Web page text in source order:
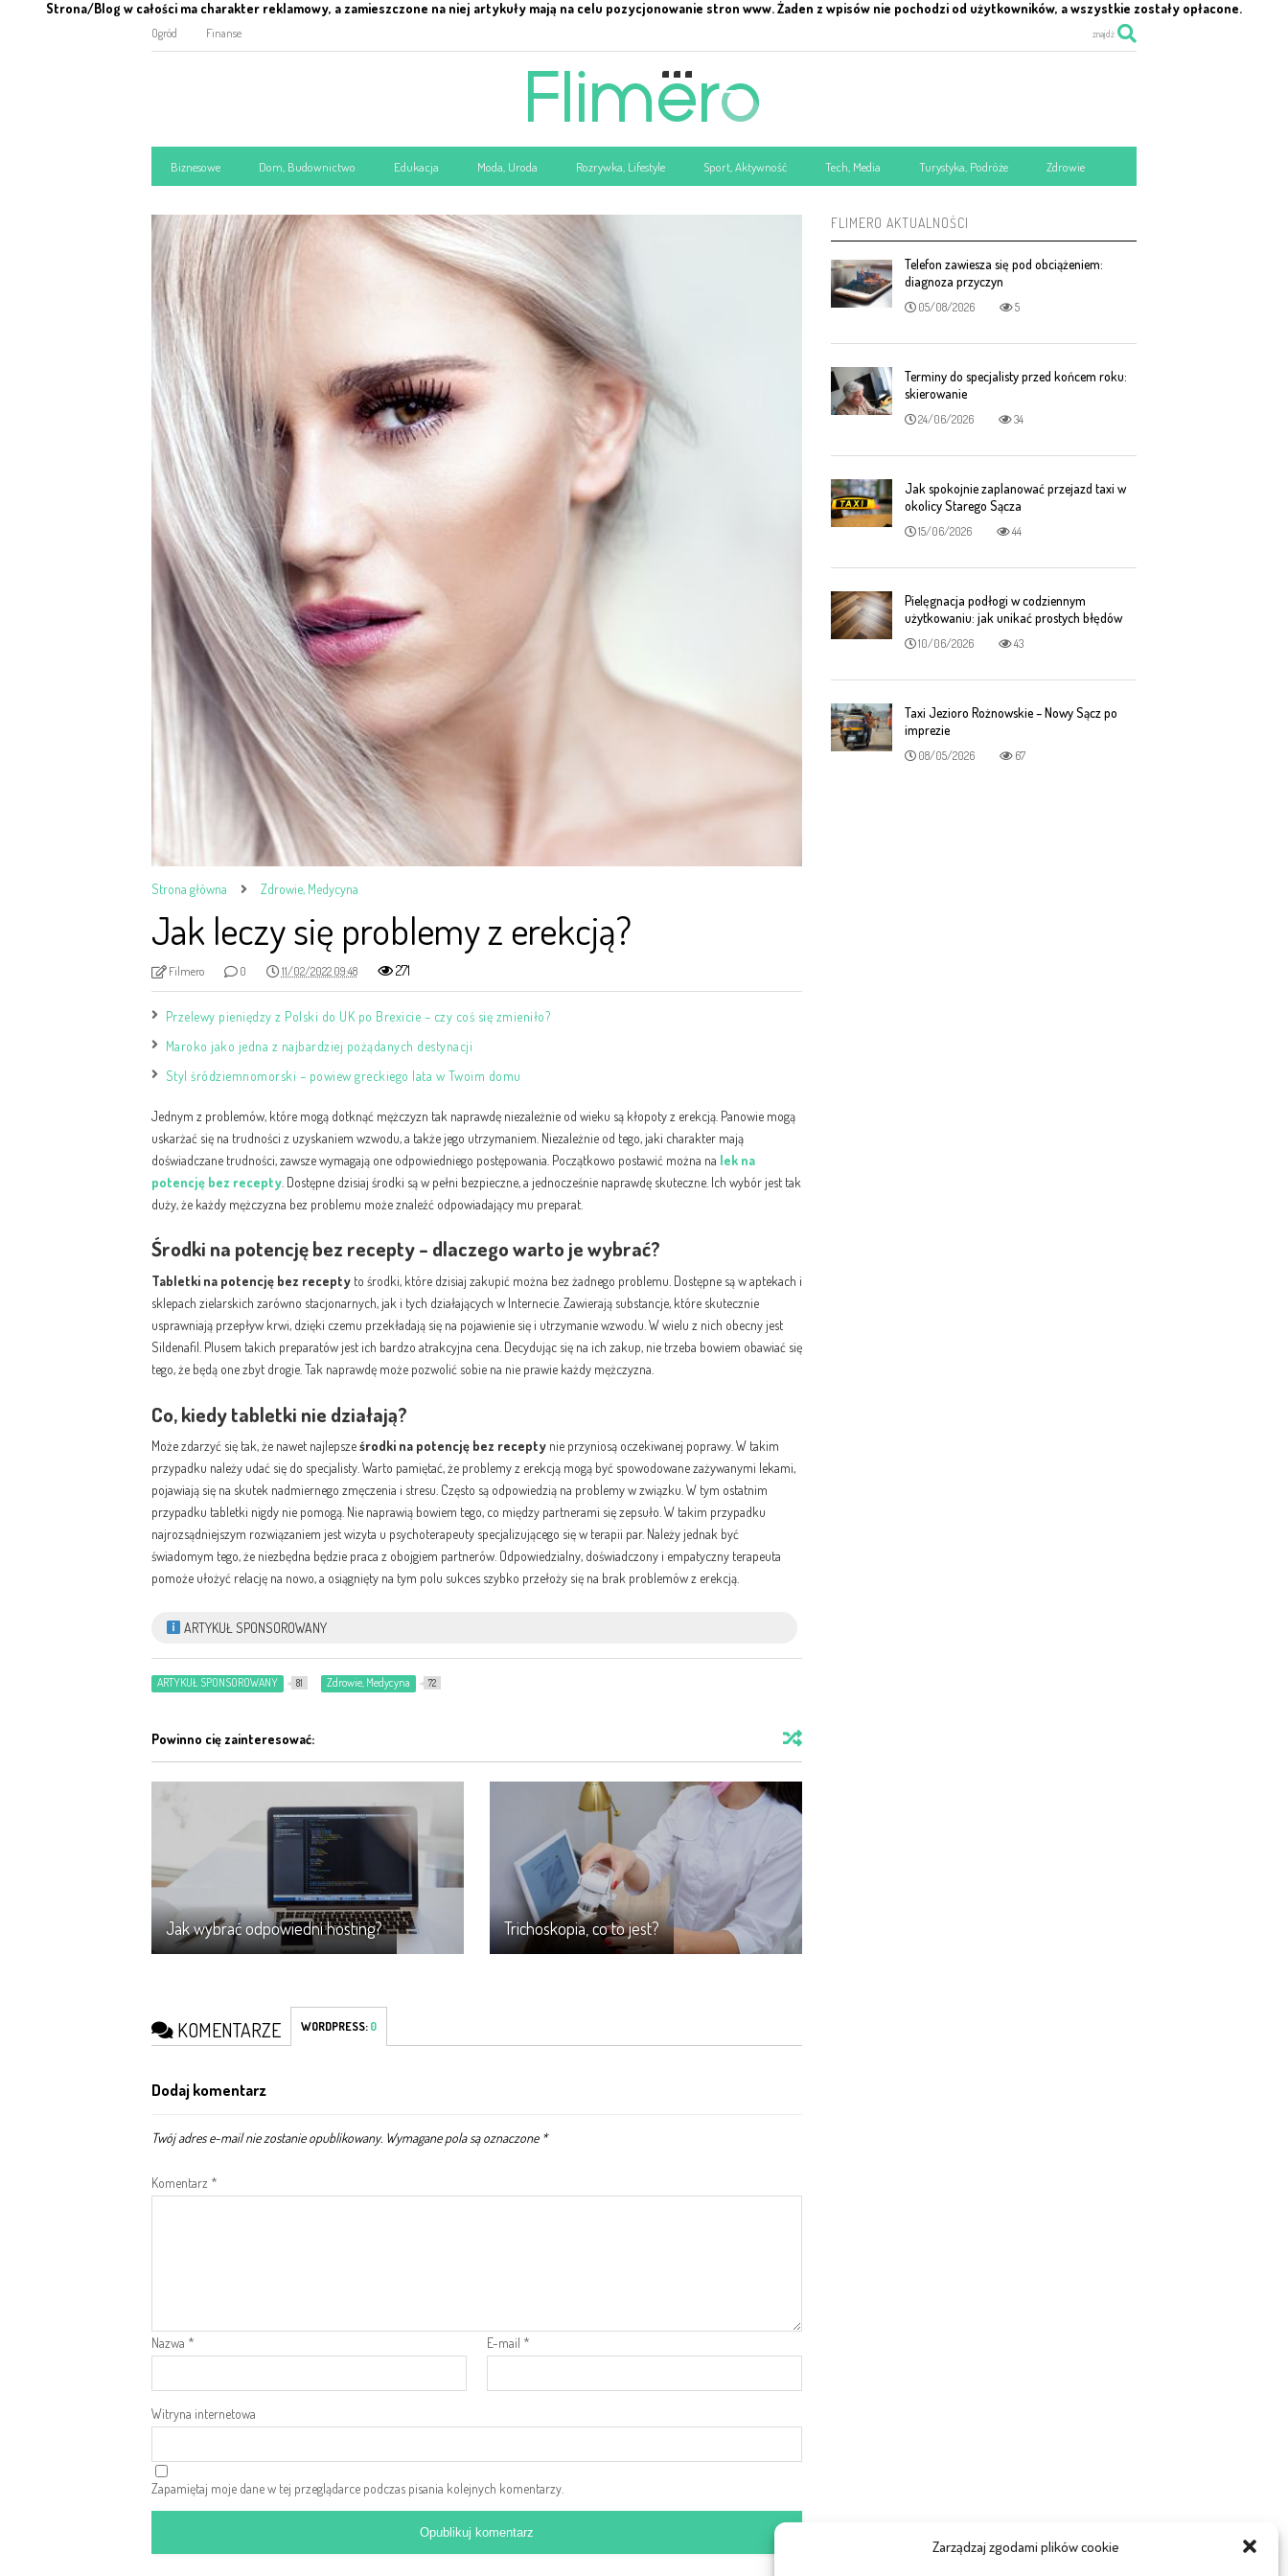
Zarządzaj zgodami plików cookie
Strona/Blog w całości ma charakter reklamowy, a zamieszczone na niej artykuły mają na celu pozycjonowanie stron www. Żaden z wpisów nie pochodzi od użytkowników, a wszystkie zostały opłacone.
Ogród Finanse znajdź
Biznesowe Dom, Budownictwo Edukacja Moda, Uroda Rozrywka, Lifestyle Sport, Aktywność Tech, Media Turystyka, Podróże Zdrowie
Strona główna Zdrowie, Medycyna
Jak leczy się problemy z erekcją?
Filmero 0 11/02/2022 09:48 271
Przelewy pieniędzy z Polski do UK po Brexicie – czy coś się zmieniło?
Maroko jako jedna z najbardziej pożądanych destynacji
Styl śródziemnomorski – powiew greckiego lata w Twoim domu
Jednym z problemów, które mogą dotknąć mężczyzn tak naprawdę niezależnie od wieku są kłopoty z erekcją. Panowie mogą
uskarżać się na trudności z uzyskaniem wzwodu, a także jego utrzymaniem. Niezależnie od tego, jaki charakter mają
doświadczane trudności, zawsze wymagają one odpowiedniego postępowania. Początkowo postawić można na lek na
potencję bez recepty. Dostępne dzisiaj środki są w pełni bezpieczne, a jednocześnie naprawdę skuteczne. Ich wybór jest tak
duży, że każdy mężczyzna bez problemu może znaleźć odpowiadający mu preparat.
Środki na potencję bez recepty – dlaczego warto je wybrać?
Tabletki na potencję bez receptyto środki, które dzisiaj zakupić można bez żadnego problemu. Dostępne są w aptekach i
sklepach zielarskich zarówno stacjonarnych, jak i tych działających w Internecie. Zawierają substancje, które skutecznie
usprawniają przepływ krwi, dzięki czemu przekładają się na pojawienie się i utrzymanie wzwodu. W wielu z nich obecny jest
Sildenafil. Plusem takich preparatów jest ich bardzo atrakcyjna cena. Decydując się na ich zakup, nie trzeba bowiem obawiać się
tego, że będą one zbyt drogie. Tak naprawdę może pozwolić sobie na nie prawie każdy mężczyzna.
Co, kiedy tabletki nie działają?
Może zdarzyć się tak, że nawet najlepsześrodki na potencję bez receptynie przyniosą oczekiwanej poprawy. W takim
przypadku należy udać się do specjalisty. Warto pamiętać, że problemy z erekcją mogą być spowodowane zażywanymi lekami,
pojawiają się na skutek nadmiernego zmęczenia i stresu. Często są odpowiedzią na problemy w związku. W tym ostatnim
przypadku tabletki nigdy nie pomogą. Nie naprawią bowiem tego, co między partnerami się zepsuło. W takim przypadku
najrozsądniejszym rozwiązaniem jest wizyta u psychoterapeuty specjalizującego się w terapii par. Należy jednak być
świadomym tego, że niezbędna będzie praca z obojgiem partnerów. Odpowiedzialny, doświadczony i empatyczny terapeuta
pomoże ułożyć relację na nowo, a osiągnięty na tym polu sukces szybko przełoży się na brak problemów z erekcją.
ARTYKUŁ SPONSOROWANY
ARTYKUŁ SPONSOROWANY 81 Zdrowie, Medycyna 72
Powinno cię zainteresować:
Jak wybrać odpowiedni hosting? Trichoskopia, co to jest?
KOMENTARZE WORDPRESS: 0
Dodaj komentarz
Twój adres e-mail nie zostanie opublikowany. Wymagane pola są oznaczone *
Komentarz *
Nazwa * E-mail *
Witryna internetowa
Zapamiętaj moje dane w tej przeglądarce podczas pisania kolejnych komentarzy.
FLIMERO AKTUALNOŚCI
Telefon zawiesza się pod obciążeniem:
diagnoza przyczyn
05/08/2026 5
Terminy do specjalisty przed końcem roku:
skierowanie
24/06/2026 34
Jak spokojnie zaplanować przejazd taxi w
okolicy Starego Sącza
15/06/2026 44
Pielęgnacja podłogi w codziennym
użytkowaniu: jak unikać prostych błędów
10/06/2026 43
Taxi Jezioro Rożnowskie – Nowy Sącz po
imprezie
08/05/2026 67